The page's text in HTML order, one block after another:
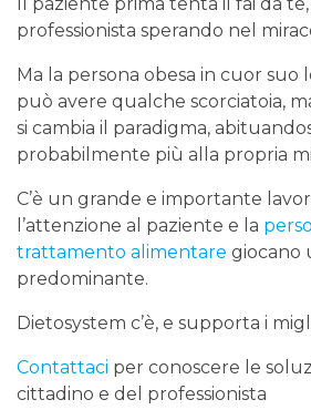
professionista sperando nel
Ma la persona obesa in cuor suo
può avere qualche scorciatoia,
si cambia il paradigma,
probabilmente più alla propria
C’è un grande e importante
l’attenzione al paziente e la
trattamento alimentare giocano
predominante.
Dietosystem c’è, e supporta i
Contattaci per conoscere le
cittadino e del professionista